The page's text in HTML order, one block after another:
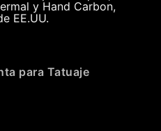
y Hand Carbon,
EE.UU.
para Tatuaje